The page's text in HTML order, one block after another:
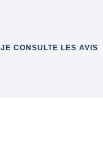
JE CONSULTE LES AVIS